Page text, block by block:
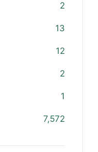
2
13
12
2
1
7,572